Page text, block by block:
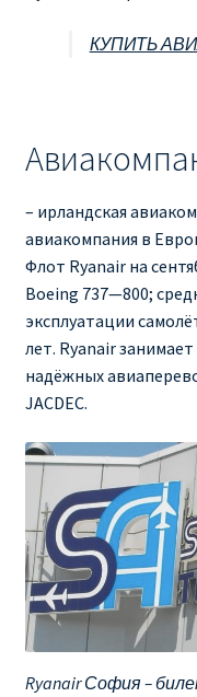
КУПИТЬ
– ирландская
авиакомпания в
Флот Ryanair на
Boeing 737—800;
эксплуатации
лет. Ryanair
надёжных
JACDEC.
Ryanair София –